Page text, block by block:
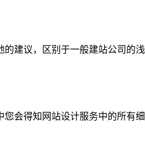
建议，区别于一般建站公司的
会得知网站设计服务中的所有